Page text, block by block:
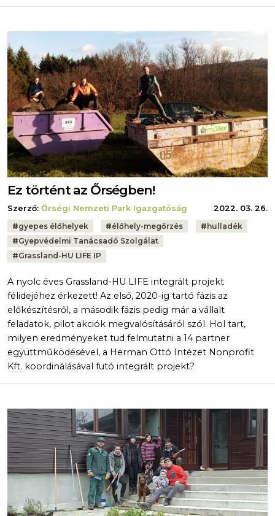
Ez történt az Őrségben!
Szerző: Őrségi Nemzeti Park Igazgatóság
2022. 03. 26.
Tags:
#gyepes élőhelyek #élőhely-megőrzés #hulladék
#Gyepvédelmi Tanácsadó Szolgálat
#Grassland-HU LIFE IP
A nyolc éves Grassland-HU LIFE integrált projekt
félidejéhez érkezett! Az első, 2020-ig tartó fázis az
előkészítésről, a második fázis pedig már a vállalt
feladatok, pilot akciók megvalósításáról szól. Hol tart,
milyen eredményeket tud felmutatni a 14 partner
együttműködésével, a Herman Ottó Intézet Nonprofit
Kft. koordinálásával futó integrált projekt?